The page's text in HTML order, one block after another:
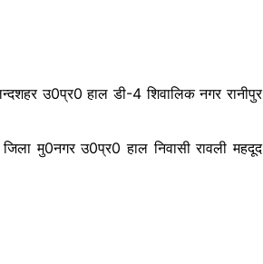
उ0प्र0 हाल डी-4 शिवालिक नगर रानीपुर
मु0नगर उ0प्र0 हाल निवासी रावली महदूद